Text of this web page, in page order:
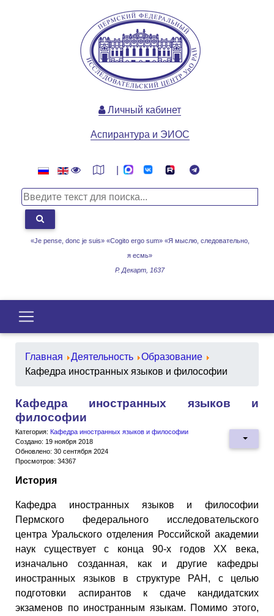
«Je pense, donc je suis» «Cogito ergo sum» «Я мыслю, следовательно,
я есмь»
Р. Декарт, 1637
Личный кабинет
Аспирантура и ЭИОС
Главная Деятельность
Образование
Кафедра иностранных языков и философии
Кафедра иностранных языков и
философии
Категория: Кафедра иностранных языков и философии
Создано: 19 ноября 2018
Обновлено: 30 сентября 2024
Просмотров: 34367
История
Кафедра иностранных языков и философии
Пермского федерального исследовательского
центра Уральского отделения Российской академии
наук существует с конца 90-х годов ХХ века,
изначально созданная, как и другие кафедры
иностранных языков в структуре РАН, с целью
подготовки аспирантов к сдаче кандидатских
экзаменов по иностранным языкам. Помимо этого,